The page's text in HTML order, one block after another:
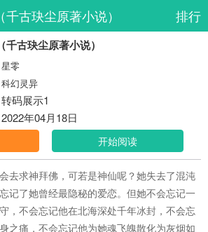
千古玦尘原著小说） 排行
千古玦尘原著小说）
星零
科幻灵异
码展示1
年04月18日
开始阅读
去求神拜佛，可若是神仙呢？她失去了混沌
记了她曾经最隐秘的爱恋。但她不会忘记一
，不会忘记他在北海深处千年冰封，不会忘
之痛，不会忘记他为她魂飞魄散化为灰烟如